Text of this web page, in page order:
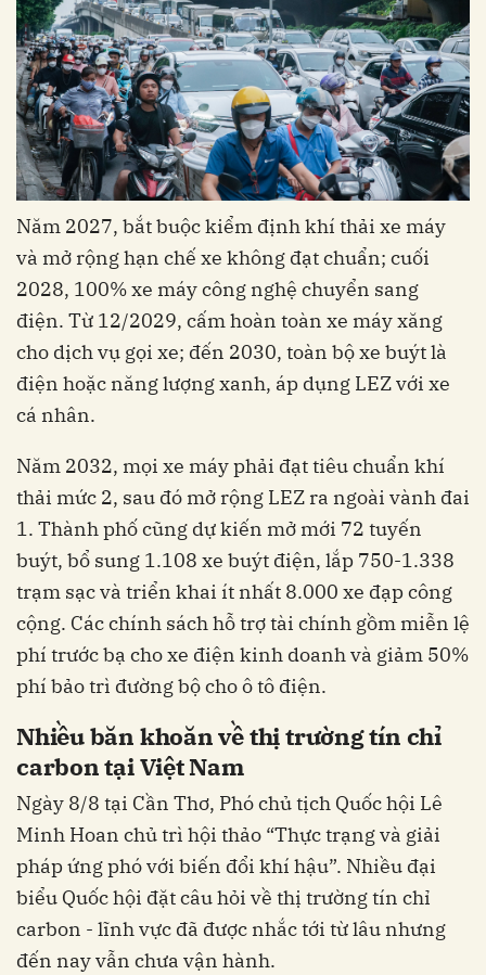
Năm 2027, bắt buộc kiểm định khí thải xe máy
và mở rộng hạn chế xe không đạt chuẩn; cuối
2028, 100% xe máy công nghệ chuyển sang
điện. Từ 12/2029, cấm hoàn toàn xe máy xăng
cho dịch vụ gọi xe; đến 2030, toàn bộ xe buýt là
điện hoặc năng lượng xanh, áp dụng LEZ với xe
cá nhân.
Năm 2032, mọi xe máy phải đạt tiêu chuẩn khí
thải mức 2, sau đó mở rộng LEZ ra ngoài vành đai
1. Thành phố cũng dự kiến mở mới 72 tuyến
buýt, bổ sung 1.108 xe buýt điện, lắp 750-1.338
trạm sạc và triển khai ít nhất 8.000 xe đạp công
cộng. Các chính sách hỗ trợ tài chính gồm miễn lệ
phí trước bạ cho xe điện kinh doanh và giảm 50%
phí bảo trì đường bộ cho ô tô điện.
Nhiều băn khoăn về thị trường tín chỉ
carbon tại Việt Nam
Ngày 8/8 tại Cần Thơ, Phó chủ tịch Quốc hội Lê
Minh Hoan chủ trì hội thảo “Thực trạng và giải
pháp ứng phó với biến đổi khí hậu”. Nhiều đại
biểu Quốc hội đặt câu hỏi về thị trường tín chỉ
carbon - lĩnh vực đã được nhắc tới từ lâu nhưng
đến nay vẫn chưa vận hành.